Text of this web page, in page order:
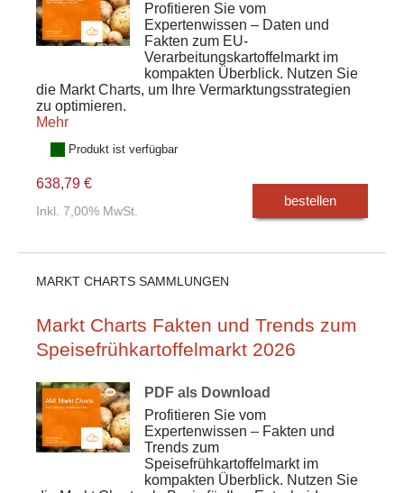
Profitieren Sie vom
Expertenwissen – Daten und
Fakten zum EU-
Verarbeitungskartoffelmarkt im
kompakten Überblick. Nutzen Sie
die Markt Charts, um Ihre Vermarktungsstrategien
zu optimieren.
Mehr
Produkt ist verfügbar
638,79 €
Inkl. 7,00% MwSt.
bestellen
MARKT CHARTS SAMMLUNGEN
Markt Charts Fakten und Trends zum
Speisefrühkartoffelmarkt 2026
PDF als Download
Profitieren Sie vom
Expertenwissen – Fakten und
Trends zum
Speisefrühkartoffelmarkt im
kompakten Überblick. Nutzen Sie